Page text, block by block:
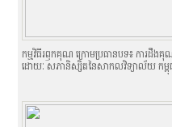
កម្មវិធីរឭកគុណ ក្រោមប្រធានបទ៖ ការដឹងគុ
ដោយៈ សភានិស្សិតនៃសាកលវិទ្យាល័យ កម្ពុជ